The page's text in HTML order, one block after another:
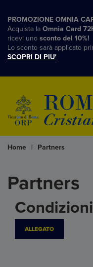
PROMOZIONE OMNIA
Acquista la Omnia Card
ricevi uno sconto del 10%!
Lo sconto sarà applicato
SCOPRI DI PIU'
Home | Partners
Partners
ALLEGATO